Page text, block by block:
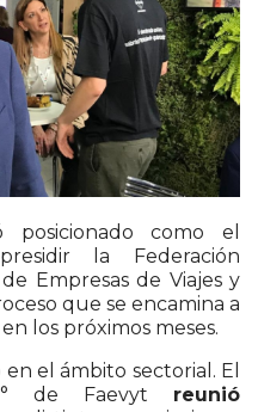
como el
la Federación
Empresas de Viajes y
que se encamina a
los próximos meses.
el ámbito sectorial. El
de Faevyt reunió